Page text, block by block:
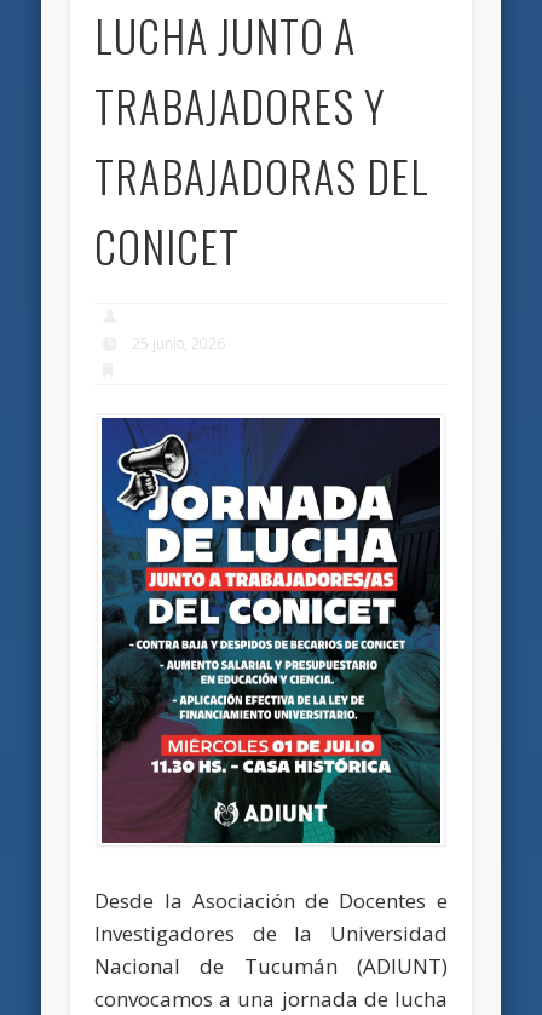
LUCHA JUNTO A
TRABAJADORES Y
TRABAJADORAS DEL
CONICET
25 junio, 2026
Desde la Asociación de Docentes e
Investigadores de la Universidad
Nacional de Tucumán (ADIUNT)
convocamos a una jornada de lucha